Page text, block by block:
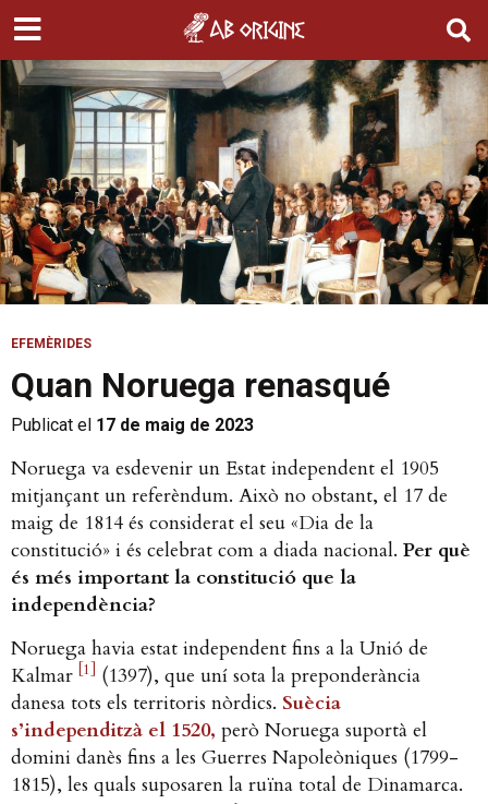
EFEMÈRIDES
Quan Noruega renasqué
Publicat el 17 de maig de 2023
Noruega va esdevenir un Estat independent el 1905
mitjançant un referèndum. Això no obstant, el 17 de
maig de 1814 és considerat el seu «Dia de la
constitució» i és celebrat com a diada nacional. Per què
és més important la constitució que la
independència?
Noruega havia estat independent fins a la Unió de
Kalmar [1]
(1397), que uní sota la preponderància
danesa tots els territoris nòrdics. Suècia
s’independitzà el 1520, però Noruega suportà el
domini danès fins a les Guerres Napoleòniques (1799-
1815), les quals suposaren la ruïna total de Dinamarca.